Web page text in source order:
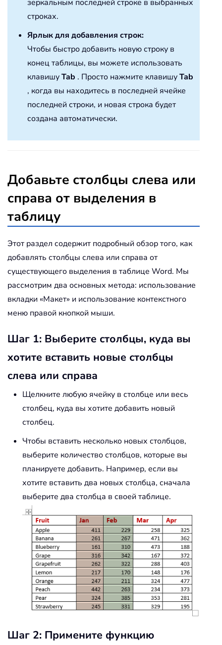
зеркальным последней строке в выбранных
строках.
Ярлык для добавления строк:
Чтобы быстро добавить новую строку в
конец таблицы, вы можете использовать
клавишуTab . Просто нажмите клавишуTab
, когда вы находитесь в последней ячейке
последней строки, и новая строка будет
создана автоматически.
Добавьте столбцы слева или
справа от выделения в
таблицу
Этот раздел содержит подробный обзор того, как
добавлять столбцы слева или справа от
существующего выделения в таблице Word. Мы
рассмотрим два основных метода: использование
вкладки «Макет» и использование контекстного
меню правой кнопкой мыши.
Шаг 1: Выберите столбцы, куда вы
хотите вставить новые столбцы
слева или справа
Щелкните любую ячейку в столбце или весь
столбец, куда вы хотите добавить новый
столбец.
Чтобы вставить несколько новых столбцов,
выберите количество столбцов, которые вы
планируете добавить. Например, если вы
хотите вставить два новых столбца, сначала
выберите два столбца в своей таблице.
Шаг 2: Примените функцию